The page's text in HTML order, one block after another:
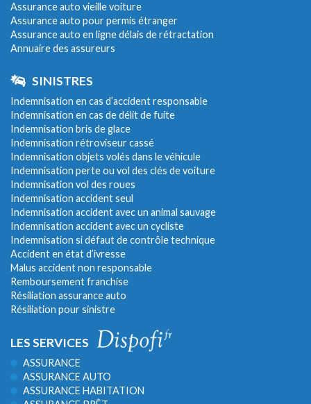
Assurance auto vieille voiture
Assurance auto pour permis étranger
Assurance auto en ligne délais de rétractation
Annuaire des assureurs
SINISTRES
Indemnisation en cas d’accident responsable
Indemnisation en cas de délit de fuite
Indemnisation bris de glace
Indemnisation rétroviseur cassé
Indemnisation objets volés dans le véhicule
Indemnisation perte ou vol des clés de voiture
Indemnisation vol des roues
Indemnisation accident seul
Indemnisation accident avec un animal sauvage
Indemnisation accident avec un cycliste
Indemnisation si défaut de contrôle technique
Accident en état d’ivresse
Malus accident non responsable
Remboursement franchise
Résiliation assurance auto
Résiliation pour sinistre
LES SERVICES
ASSURANCE
ASSURANCE AUTO
ASSURANCE HABITATION